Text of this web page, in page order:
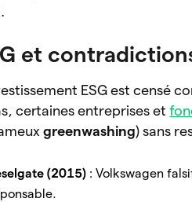
.
et
ESG est censé
certaines entreprises et
greenwashing) sans
(2015) : Volkswagen